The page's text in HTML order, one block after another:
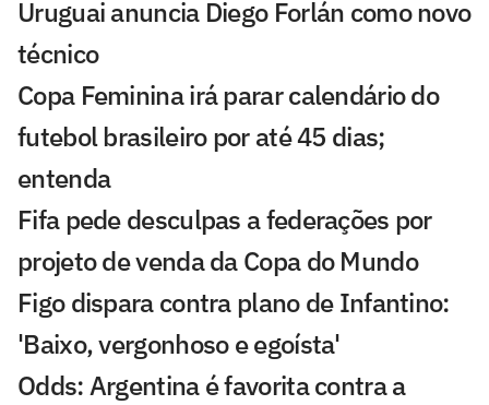
Uruguai anuncia Diego Forlán como novo
técnico
Copa Feminina irá parar calendário do
futebol brasileiro por até 45 dias;
entenda
Fifa pede desculpas a federações por
projeto de venda da Copa do Mundo
Figo dispara contra plano de Infantino:
'Baixo, vergonhoso e egoísta'
Odds: Argentina é favorita contra a